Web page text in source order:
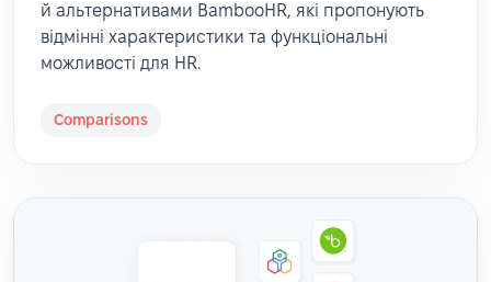
й альтернативами BambooHR, які пропонують
відмінні характеристики та функціональні
можливості для HR.
Comparisons